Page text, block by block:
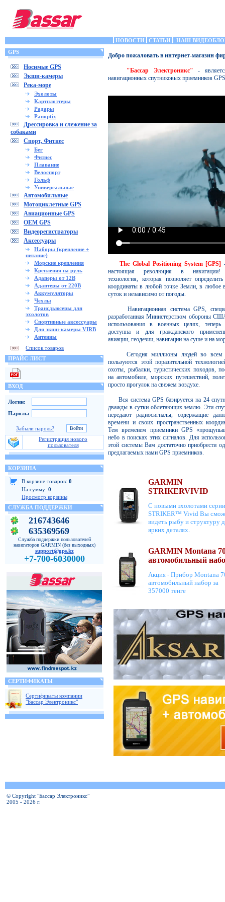
НОВОСТИ СТАТЬИ
НАШ
GPS
Носимые GPS
Экшн-камеры
Река-море
Эхолоты
Картплоттеры
Радары
Panoptix
Дрессировка и слежение за
собаками
Спорт, Фитнес
Бег
Фитнес
Плавание
Велоспорт
Гольф
Универсальные
Автомобильные
Мотоциклетные GPS
Авиационные GPS
OEM GPS
Видеорегистраторы
Аксессуары
Наборы (крепление +
питание)
Морские крепления
Крепления на руль
Адаперы от 12В
Адаптеры от 220В
Аккумуляторы
Чехлы
Трансдьюсеры для
эхолотов
Спортивные аксессуары
Для экшн-камеры VIRB
Антенны
Список товаров
ПРАЙС ЛИСТ
ВХОД
Логин:
Пароль:
Забыли пароль?
Регистрация нового
пользователя
КОРЗИНА
В корзине товаров: 0
На сумму: 0
Просмотр корзины
СЛУЖБА ПОДДЕРЖКИ
216743646
635369569
Служба поддержки пользователей
навигаторов GARMIN (без выходных)
support@gps.kz
+7-700-6030000
СЕРТИФИКАТЫ
Сертификаты компании
"Бассар Электроникс"
Добро пожаловать в интернет-магазин
"Бассар Электроникс" -
навигационных спутниковых приемников
The Global Positioning System [GPS]
настоящая революция в
технология, которая позволяет
координаты в любой точке Земли, в любое
суток и независимо от погоды.
Навигационная система GPS,
разработанная Министерством обороны
использования в военных целях, теперь
доступна и для гражданского
авиации, геодезии, навигации на суше и на
Сегодня миллионы людей во всем
пользуются этой поразительной
охоты, рыбалки, туристических походов,
на автомобиле, морских путешествий,
просто прогулок на свежем воздухе.
Вся система GPS базируется на 24
дважды в сутки облетающих землю. Эти
передают радиосигналы, содержащие
времени и своих пространственных
Тем временем приемники GPS
небо в поисках этих сигналов. Для
этой системы Вам достаточно приобрести
предлагаемых нами GPS приемников.
GARMIN
STRIKERVIVID
С новыми эхолотами серии
STRIKER™ Vivid Вы
видеть рыбу и структуру
ярких деталях.
GARMIN Montana
автомобильный
Акция - Прибор Montana
автомобильный набор за
357000 тенге
© Copyright "Бассар Электроникс"
2005 - 2026 г.